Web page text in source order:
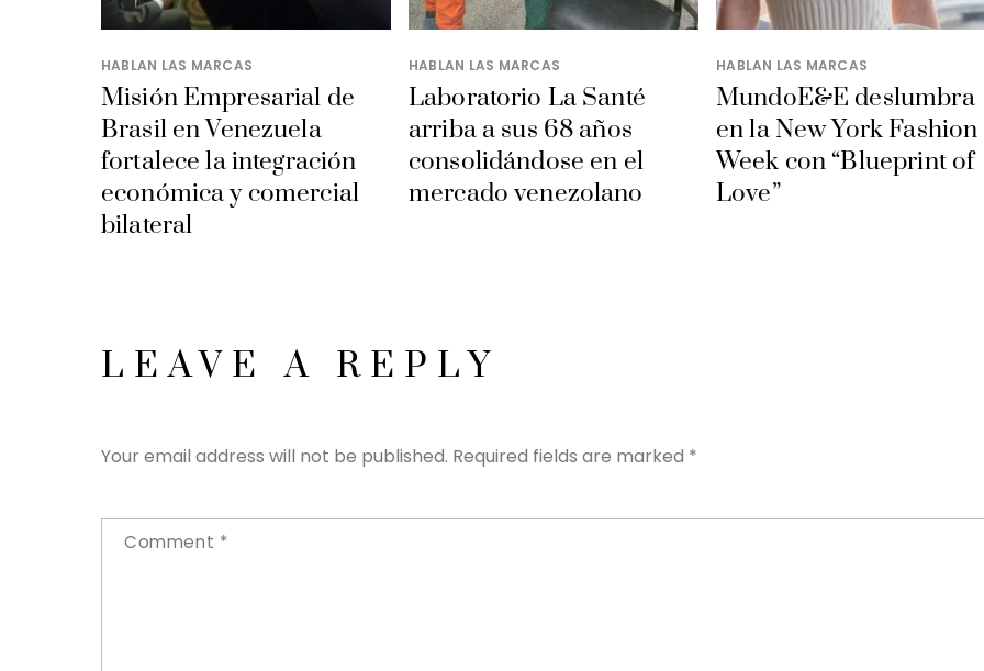
HABLAN LAS MARCAS
Misión Empresarial de
Brasil en Venezuela
fortalece la integración
económica y comercial
bilateral
HABLAN LAS MARCAS
Laboratorio La Santé
arriba a sus 68 años
consolidándose en el
mercado venezolano
HABLAN LAS MARCAS
MundoE&E deslumbra
en la New York Fashion
Week con “Blueprint of
Love”
LEAVE A REPLY
Your email address will not be published. Required fields are marked *
Comment *